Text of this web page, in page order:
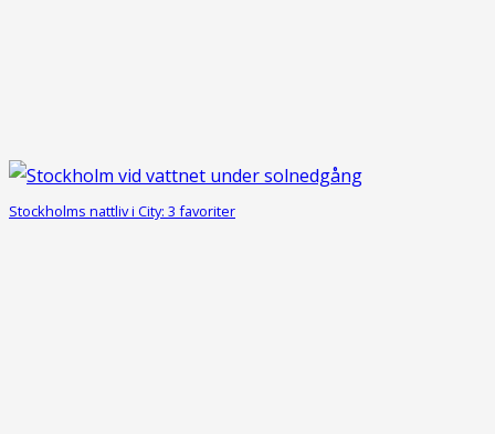
Stockholms nattliv i City: 3 favoriter